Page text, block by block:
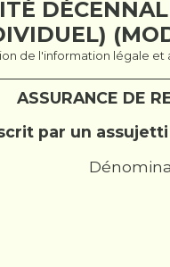
de l'information légale
ASSURANCE DE
par un